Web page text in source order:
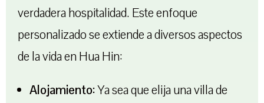
verdadera hospitalidad. Este enfoque
personalizado se extiende a diversos aspectos
de la vida en Hua Hin:
Alojamiento:Ya sea que elija una villa de